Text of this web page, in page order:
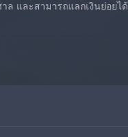
และสามารถแลกเงินย่อยไ